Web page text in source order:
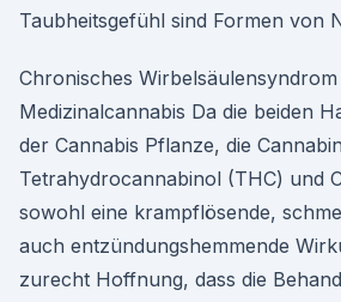
Taubheitsgefühl sind Formen von
Chronisches
Medizinalcannabis Da die beiden
der Cannabis Pflanze, die
Tetrahydrocannabinol (THC) und
sowohl eine krampflösende,
auch entzündungshemmende
zurecht Hoffnung, dass die